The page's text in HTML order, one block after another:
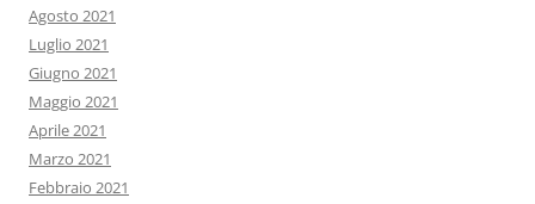
Agosto 2021
Luglio 2021
Giugno 2021
Maggio 2021
Aprile 2021
Marzo 2021
Febbraio 2021